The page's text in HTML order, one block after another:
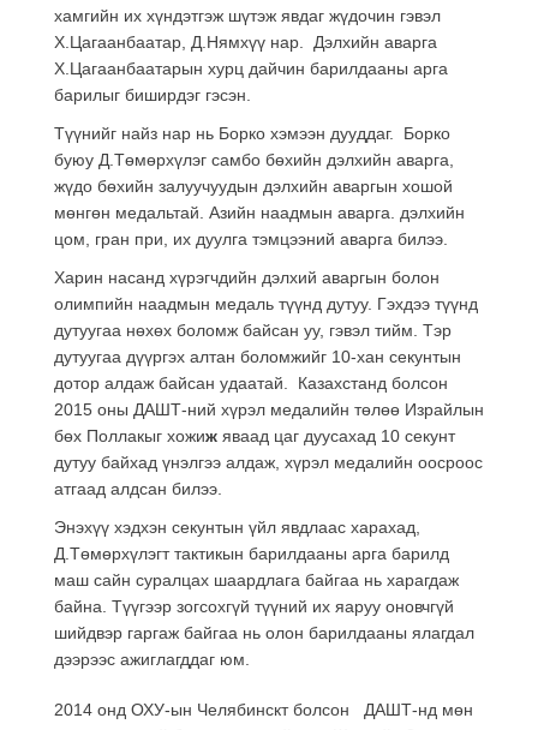
хамгийн их хүндэтгэж шүтэж явдаг жүдочин гэвэл
Х.Цагаанбаатар, Д.Нямхүү нар. Дэлхийн аварга
Х.Цагаанбаатарын хурц дайчин барилдааны арга
барилыг биширдэг гэсэн.
Түүнийг найз нар нь Борко хэмээн дууддаг. Борко
буюу Д.Төмөрхүлэг самбо бөхийн дэлхийн аварга,
жүдо бөхийн залуучуудын дэлхийн аваргын хошой
мөнгөн медальтай. Азийн наадмын аварга. дэлхийн
цом, гран при, их дуулга тэмцээний аварга билээ.
Харин насанд хүрэгчдийн дэлхий аваргын болон
олимпийн наадмын медаль түүнд дутуу. Гэхдээ түүнд
дутуугаа нөхөх боломж байсан уу, гэвэл тийм. Тэр
дутуугаа дүүргэх алтан боломжийг 10-хан секунтын
дотор алдаж байсан удаатай. Казахстанд болсон
2015 оны ДАШТ-ний хүрэл медалийн төлөө Израйлын
бөх Поллакыг хожиж яваад цаг дуусахад 10 секунт
дутуу байхад үнэлгээ алдаж, хүрэл медалийн оосроос
атгаад алдсан билээ.
Энэхүү хэдхэн секунтын үйл явдлаас харахад,
Д.Төмөрхүлэгт тактикын барилдааны арга барилд
маш сайн суралцах шаардлага байгаа нь харагдаж
байна. Түүгээр зогсохгүй түүний их яаруу оновчгүй
шийдвэр гаргаж байгаа нь олон барилдааны ялагдал
дээрээс ажиглагддаг юм.
2014 онд ОХУ-ын Челябинскт болсон ДАШТ-нд мөн